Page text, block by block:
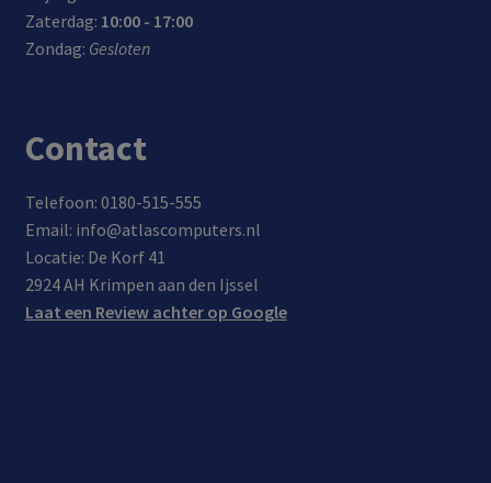
Zaterdag: 10:00 - 17:00
Zondag: Gesloten
Contact
Telefoon: 0180-515-555
Email: info@atlascomputers.nl
Locatie: De Korf 41
2924 AH Krimpen aan den Ijssel
Laat een Review achter op Google